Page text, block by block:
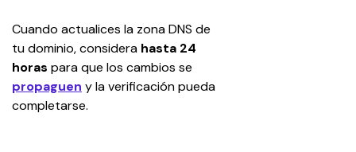
Cuando actualices la zona DNS de
tu dominio, considera hasta 24
horas para que los cambios se
propaguen y la verificación pueda
completarse.